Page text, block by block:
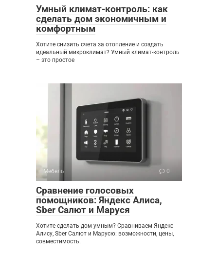
Умный климат-контроль: как
сделать дом экономичным и
комфортным
Хотите снизить счета за отопление и создать
идеальный микроклимат? Умный климат-контроль
– это простое
Мебель 0
Сравнение голосовых
помощников: Яндекс Алиса,
Sber Салют и Маруся
Хотите сделать дом умным? Сравниваем Яндекс
Алису, Sber Салют и Марусю: возможности, цены,
совместимость.